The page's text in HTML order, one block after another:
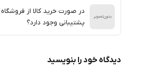
در صورت خرید کالا از فروشگاه
پشتیبانی وجود دارد؟
دیدگاه خود را بنویسید